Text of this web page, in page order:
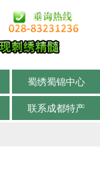
蜀绣蜀锦中心
联系成都特产